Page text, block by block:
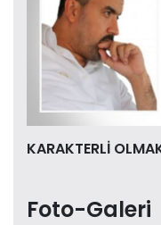
KARAKTERLİ
Foto-Galeri